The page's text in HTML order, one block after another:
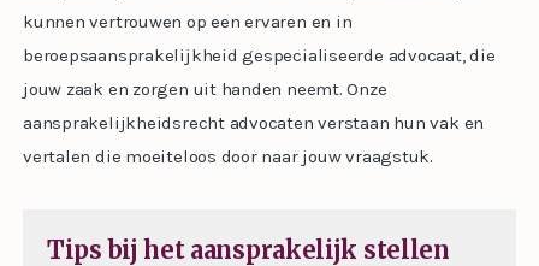
kunnen vertrouwen op een ervaren en in
beroepsaansprakelijkheid gespecialiseerde advocaat, die
jouw zaak en zorgen uit handen neemt. Onze
aansprakelijkheidsrecht advocaten verstaan hun vak en
vertalen die moeiteloos door naar jouw vraagstuk.
Tips bij het aansprakelijk stellen